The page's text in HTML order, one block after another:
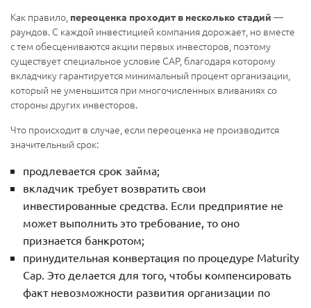
Как правило, переоценка проходит в несколько стадий —
раундов. С каждой инвестицией компания дорожает, но вместе
с тем обесцениваются акции первых инвесторов, поэтому
существует специальное условие CAP, благодаря которому
вкладчику гарантируется минимальный процент организации,
который не уменьшится при многочисленных вливаниях со
стороны других инвесторов.
Что происходит в случае, если переоценка не производится
значительный срок:
продлевается срок займа;
вкладчик требует возвратить свои
инвестированные средства. Если предприятие не
может выполнить это требование, то оно
признается банкротом;
принудительная конвертация по процедуре Maturity
Cap. Это делается для того, чтобы компенсировать
факт невозможности развития организации по